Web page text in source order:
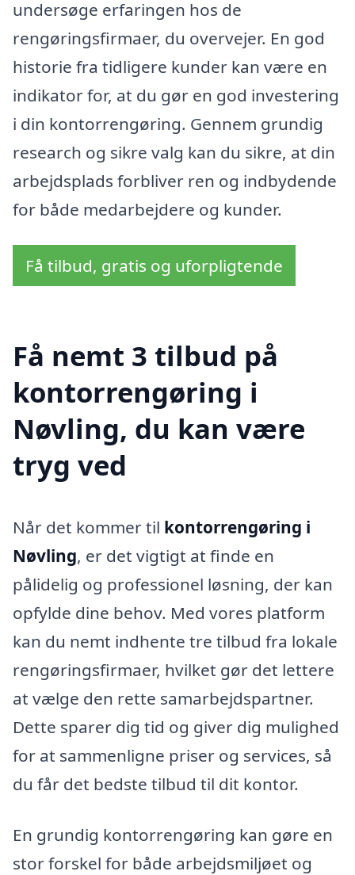
undersøge erfaringen hos de
rengøringsfirmaer, du overvejer. En god
historie fra tidligere kunder kan være en
indikator for, at du gør en god investering
i din kontorrengøring. Gennem grundig
research og sikre valg kan du sikre, at din
arbejdsplads forbliver ren og indbydende
for både medarbejdere og kunder.
Få tilbud, gratis og uforpligtende
Få nemt 3 tilbud på
kontorrengøring i
Nøvling, du kan være
tryg ved
Når det kommer til kontorrengøring i
Nøvling, er det vigtigt at finde en
pålidelig og professionel løsning, der kan
opfylde dine behov. Med vores platform
kan du nemt indhente tre tilbud fra lokale
rengøringsfirmaer, hvilket gør det lettere
at vælge den rette samarbejdspartner.
Dette sparer dig tid og giver dig mulighed
for at sammenligne priser og services, så
du får det bedste tilbud til dit kontor.
En grundig kontorrengøring kan gøre en
stor forskel for både arbejdsmiljøet og